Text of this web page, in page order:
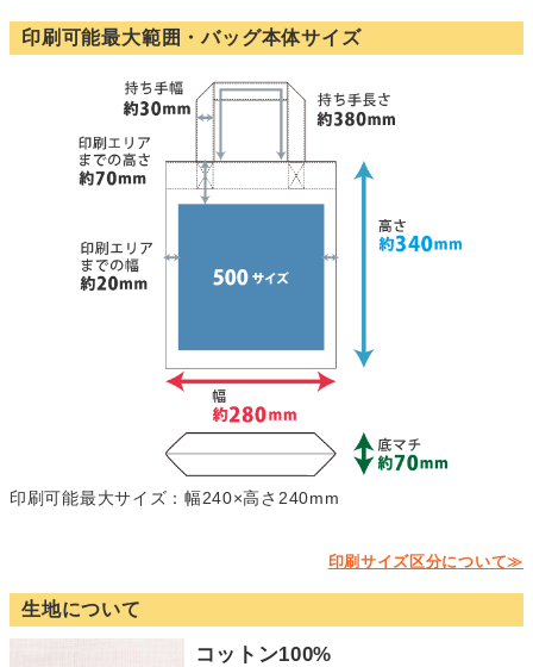
印刷可能最大範囲・バッグ本体サイズ
印刷可能最大サイズ：幅240×高さ240mm
印刷サイズ区分について≫
生地について
コットン100%